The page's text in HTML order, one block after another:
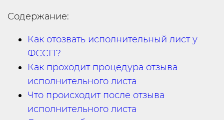
Содержание:
Как отозвать исполнительный лист у
ФССП?
Как проходит процедура отзыва
исполнительного листа
Что происходит после отзыва
исполнительного листа